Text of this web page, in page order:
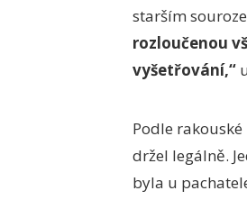
starším
rozloučenou
vyšetřování,“
Podle
držel legálně.
byla u